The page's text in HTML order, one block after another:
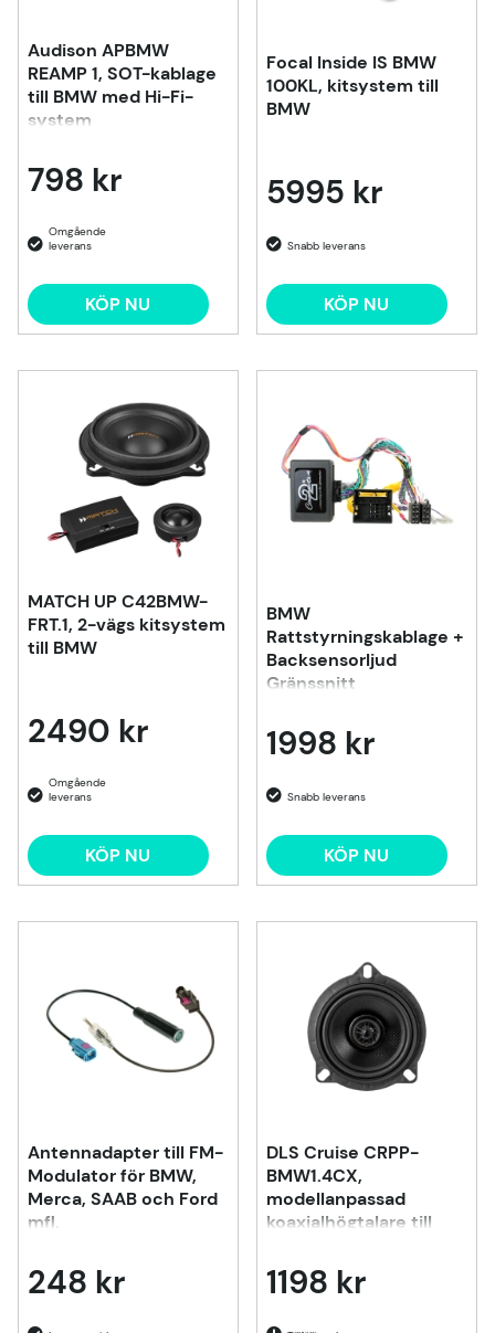
Audison APBMW
REAMP 1, SOT-kablage
till BMW med Hi-Fi-
system
798 kr
KÖP NU
Focal Inside IS BMW
100KL, kitsystem till
BMW
5995 kr
KÖP NU
MATCH UP C42BMW-
FRT.1, 2-vägs kitsystem
till BMW
2490 kr
KÖP NU
BMW
Rattstyrningskablage +
Backsensorljud
Gränssnitt
1998 kr
KÖP NU
Antennadapter till FM-
Modulator för BMW,
Merca, SAAB och Ford
mfl.
248 kr
DLS Cruise CRPP-
BMW1.4CX,
modellanpassad
koaxialhögtalare till
1198 kr